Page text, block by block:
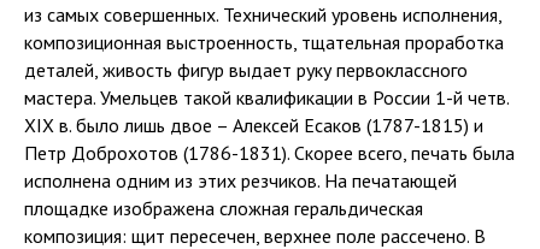
из самых совершенных. Технический уровень исполнения,
композиционная выстроенность, тщательная проработка
деталей, живость фигур выдает руку первоклассного
мастера. Умельцев такой квалификации в России 1-й четв.
XIX в. было лишь двое – Алексей Есаков (1787-1815) и
Петр Доброхотов (1786-1831). Скорее всего, печать была
исполнена одним из этих резчиков. На печатающей
площадке изображена сложная геральдическая
композиция: щит пересечен, верхнее поле рассечено. В